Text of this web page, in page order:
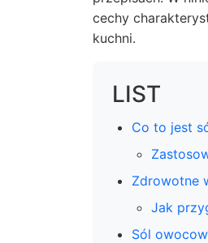
cechy
kuchni.
LIST
Co to jest
Zdrowotne
Jak
Sól